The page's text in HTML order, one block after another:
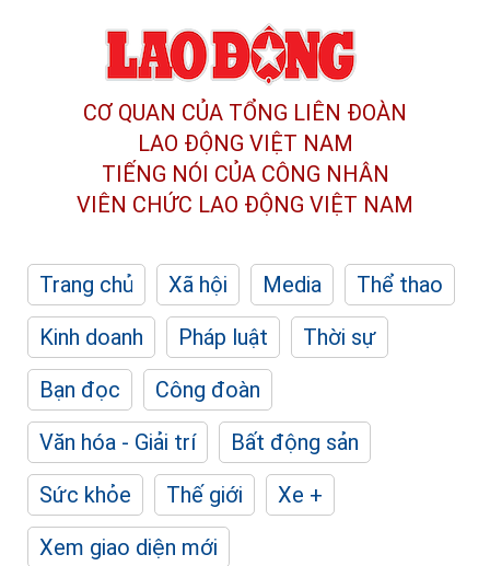
CƠ QUAN CỦA TỔNG LIÊN ĐOÀN
LAO ĐỘNG VIỆT NAM
TIẾNG NÓI CỦA CÔNG NHÂN
VIÊN CHỨC LAO ĐỘNG VIỆT NAM
Trang chủ Xã hội Media
Thể thao
Kinh doanh
Pháp luật
Thời sự
Bạn đọc
Công đoàn
Văn hóa - Giải trí
Bất động sản
Sức khỏe
Thế giới
Xe +
Xem giao diện mới